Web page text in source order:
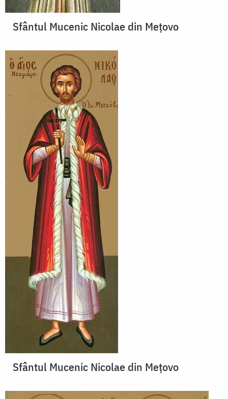
Sfântul Mucenic Nicolae din Meţovo
Sfântul Mucenic Nicolae din Meţovo